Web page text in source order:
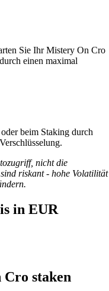
Sie Ihr Mistery On Cro
einen maximal
beim Staking durch
nicht die
riskant - hohe Volatilität
in EUR
staken